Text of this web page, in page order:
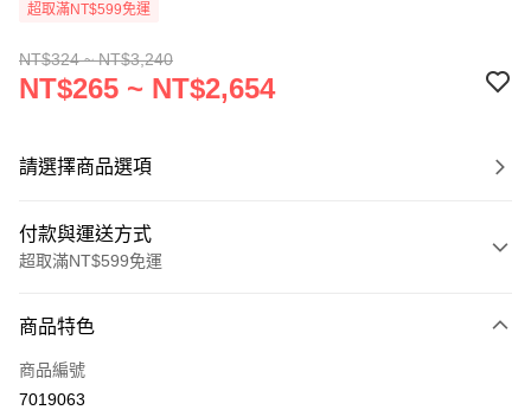
超取滿NT$599免運
NT$324 ~ NT$3,240
NT$265 ~ NT$2,654
請選擇商品選項
付款與運送方式
超取滿NT$599免運
信用卡一次付款
超商取貨付款
商品特色
商品編號
7019063